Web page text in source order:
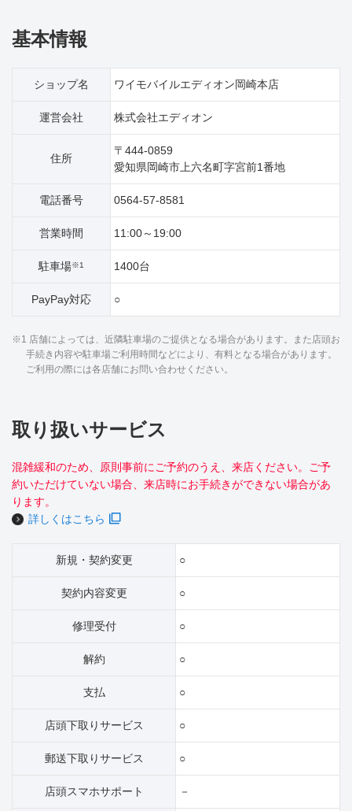
基本情報
ショップ名 ワイモバイルエディオン岡崎本店
運営会社 株式会社エディオン
住所
〒444-0859
愛知県岡崎市上六名町字宮前1番地
電話番号 0564-57-8581
営業時間 11:00～19:00
駐車場※1 1400台
PayPay対応 ○
※1 店舗によっては、近隣駐車場のご提供となる場合があります。また店頭お
手続き内容や駐車場ご利用時間などにより、有料となる場合があります。
ご利用の際には各店舗にお問い合わせください。
取り扱いサービス
混雑緩和のため、原則事前にご予約のうえ、来店ください。ご予
約いただけていない場合、来店時にお手続きができない場合があ
ります。
詳しくはこちら
新規・契約変更 ○
契約内容変更 ○
修理受付 ○
解約 ○
支払 ○
店頭下取りサービス ○
郵送下取りサービス ○
店頭スマホサポート －